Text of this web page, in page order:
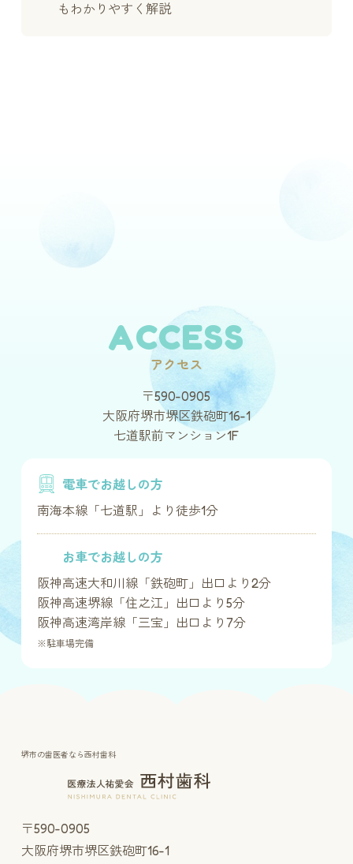
もわかりやすく解説
ACCESS
アクセス
〒590-0905
大阪府堺市堺区鉄砲町16-1
七道駅前マンション1F
電車でお越しの方
南海本線「七道駅」より徒歩1分
お車でお越しの方
阪神高速大和川線「鉄砲町」出口より2分
阪神高速堺線「住之江」出口より5分
阪神高速湾岸線「三宝」出口より7分
※駐車場完備
堺市の歯医者なら西村歯科
〒590-0905
大阪府堺市堺区鉄砲町16-1